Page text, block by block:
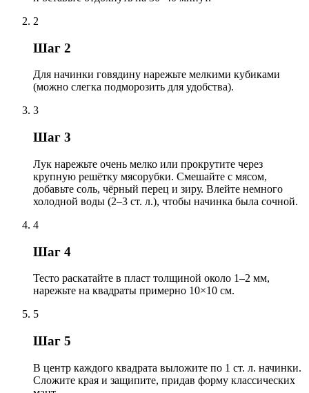
2
Шаг 2
Для начинки говядину нарежьте мелкими кубиками
(можно слегка подморозить для удобства).
3
Шаг 3
Лук нарежьте очень мелко или прокрутите через
крупную решётку мясорубки. Смешайте с мясом,
добавьте соль, чёрный перец и зиру. Влейте немного
холодной воды (2–3 ст. л.), чтобы начинка была сочной.
4
Шаг 4
Тесто раскатайте в пласт толщиной около 1–2 мм,
нарежьте на квадраты примерно 10×10 см.
5
Шаг 5
В центр каждого квадрата выложите по 1 ст. л. начинки.
Сложите края и защипите, придав форму классических